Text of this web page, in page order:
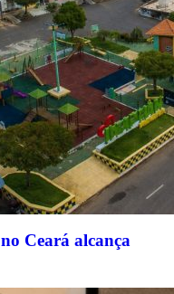
Ceará alcança